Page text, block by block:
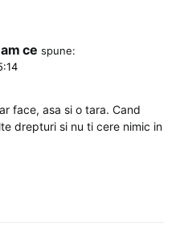
ce spune:
face, asa si o tara. Cand
drepturi si nu ti cere nimic in